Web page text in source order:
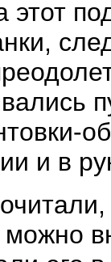
этот
и в
можно